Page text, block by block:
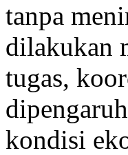
tanpa
dilakukan
tugas,
kondisi